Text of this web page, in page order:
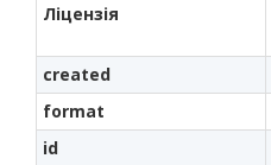
Ліцензія
created
format
id